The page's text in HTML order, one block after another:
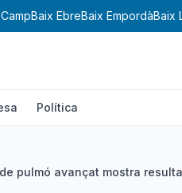
Baix EbreBaix EmpordàBaix
Política
pulmó avançat mostra